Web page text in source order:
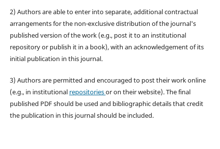
2) Authors are able to enter into separate, additional contractual
arrangements for the non-exclusive distribution of the journal's
published version of the work (e.g., post it to an institutional
repository or publish it in a book), with an acknowledgement of its
initial publication in this journal.
3) Authors are permitted and encouraged to post their work online
(e.g., in institutional repositoriesor on their website). The final
published PDF should be used and bibliographic details that credit
the publication in this journal should be included.